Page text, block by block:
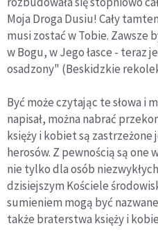
Moja Droga Dusiu! Cały
musi zostać w Tobie. Zawsze
w Bogu, w Jego łasce - teraz
osadzony" (Beskidzkie
Być może czytając te słowa i
napisał, można nabrać
księży i kobiet są
herosów. Z pewnością są one
nie tylko dla osób
dzisiejszym Kościele
sumieniem mogą być
także braterstwa księży i